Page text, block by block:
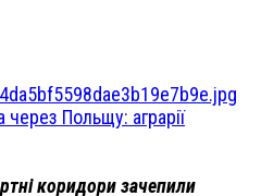
через Польщу: аграрії
коридори зачепили